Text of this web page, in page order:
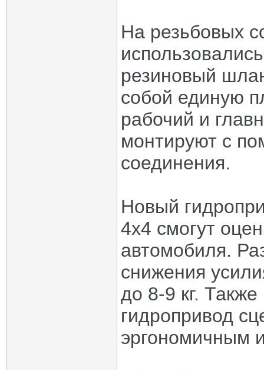
На резьбовых
резиновый
собой единую
рабочий и
монтируют с
соединения.
Новый
4x4 смогут
автомобиля.
снижения
до 8-9 кг.
гидропривод
эргономичным